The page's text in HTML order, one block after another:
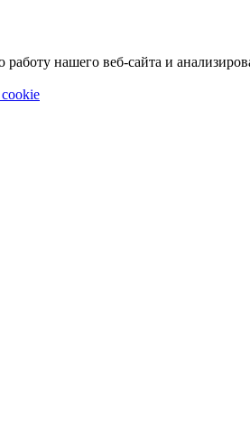
нашего веб-сайта и